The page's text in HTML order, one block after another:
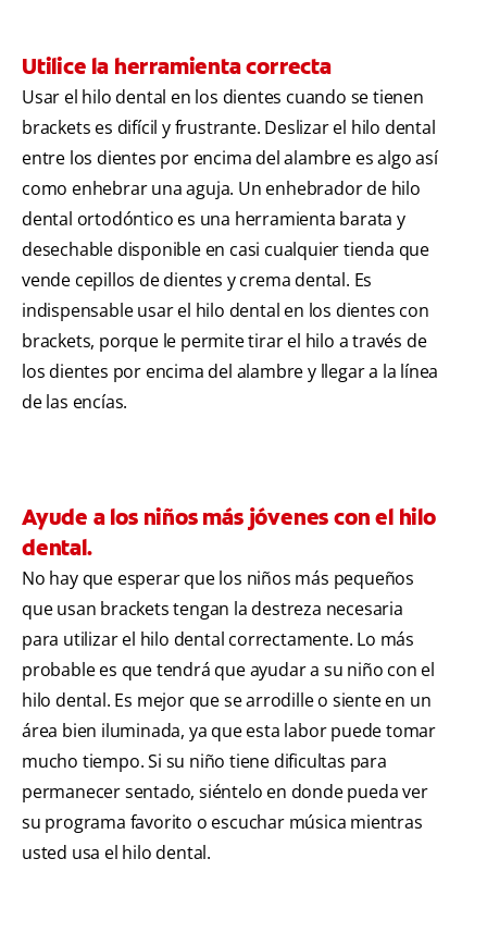
Utilice la herramienta correcta
Usar el hilo dental en los dientes cuando se tienen
brackets es difícil y frustrante. Deslizar el hilo dental
entre los dientes por encima del alambre es algo así
como enhebrar una aguja. Un enhebrador de hilo
dental ortodóntico es una herramienta barata y
desechable disponible en casi cualquier tienda que
vende cepillos de dientes y crema dental. Es
indispensable usar el hilo dental en los dientes con
brackets, porque le permite tirar el hilo a través de
los dientes por encima del alambre y llegar a la línea
de las encías.
Ayude a los niños más jóvenes con el hilo
dental.
No hay que esperar que los niños más pequeños
que usan brackets tengan la destreza necesaria
para utilizar el hilo dental correctamente. Lo más
probable es que tendrá que ayudar a su niño con el
hilo dental. Es mejor que se arrodille o siente en un
área bien iluminada, ya que esta labor puede tomar
mucho tiempo. Si su niño tiene dificultas para
permanecer sentado, siéntelo en donde pueda ver
su programa favorito o escuchar música mientras
usted usa el hilo dental.